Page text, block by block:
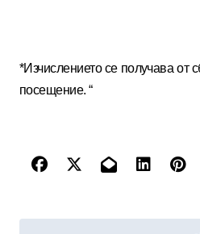
*Изчислението се получава от
посещение. “